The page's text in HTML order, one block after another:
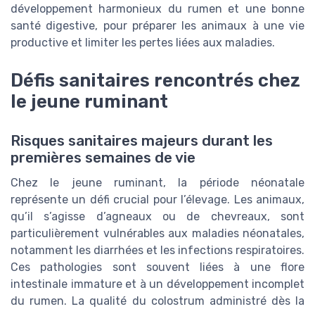
développement harmonieux du rumen et une bonne
santé digestive, pour préparer les animaux à une vie
productive et limiter les pertes liées aux maladies.
Défis sanitaires rencontrés chez
le jeune ruminant
Risques sanitaires majeurs durant les
premières semaines de vie
Chez le jeune ruminant, la période néonatale
représente un défi crucial pour l’élevage. Les animaux,
qu’il s’agisse d’agneaux ou de chevreaux, sont
particulièrement vulnérables aux maladies néonatales,
notamment les diarrhées et les infections respiratoires.
Ces pathologies sont souvent liées à une flore
intestinale immature et à un développement incomplet
du rumen. La qualité du colostrum administré dès la